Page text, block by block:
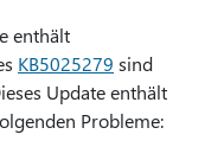
enthält
KB5025279 sind
Update enthält
Probleme: